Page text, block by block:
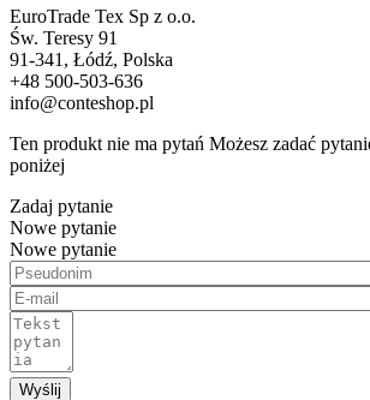
EuroTrade Tex Sp z o.o.
Św. Teresy 91
91-341, Łódź, Polska
+48 500-503-636
info@conteshop.pl
Ten produkt nie ma pytań Możesz zadać
poniżej
Zadaj pytanie
Nowe pytanie
Nowe pytanie
Wyślij